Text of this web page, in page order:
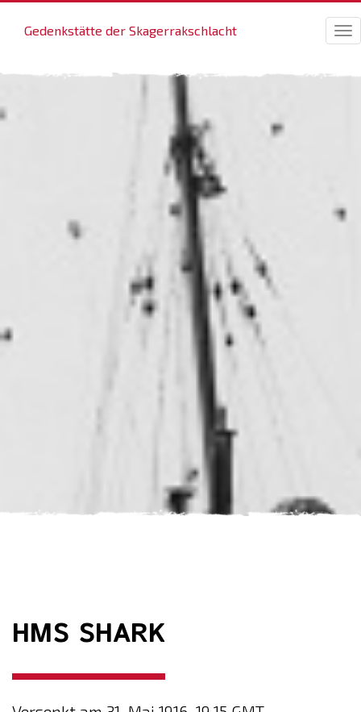
Gedenkstätte der Skagerrakschlacht
HMS SHARK